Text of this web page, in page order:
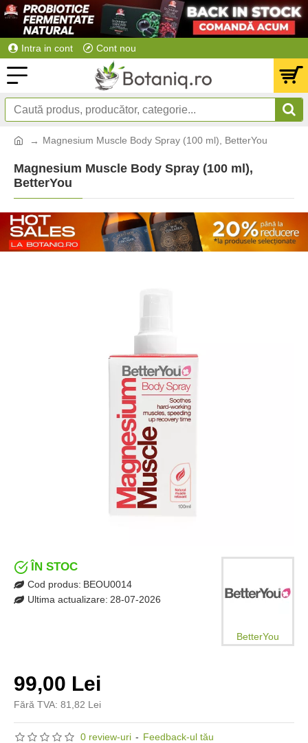
Intra in cont Cont nou
Magnesium Muscle Body Spray (100 ml), BetterYou
Magnesium Muscle Body Spray (100 ml),
BetterYou
0 review-uri - Feedback-ul tău
99,00 Lei
Fără TVA: 81,82 Lei
ÎN STOC
Cod produs: BEOU0014
Ultima actualizare: 28-07-2026
BetterYou